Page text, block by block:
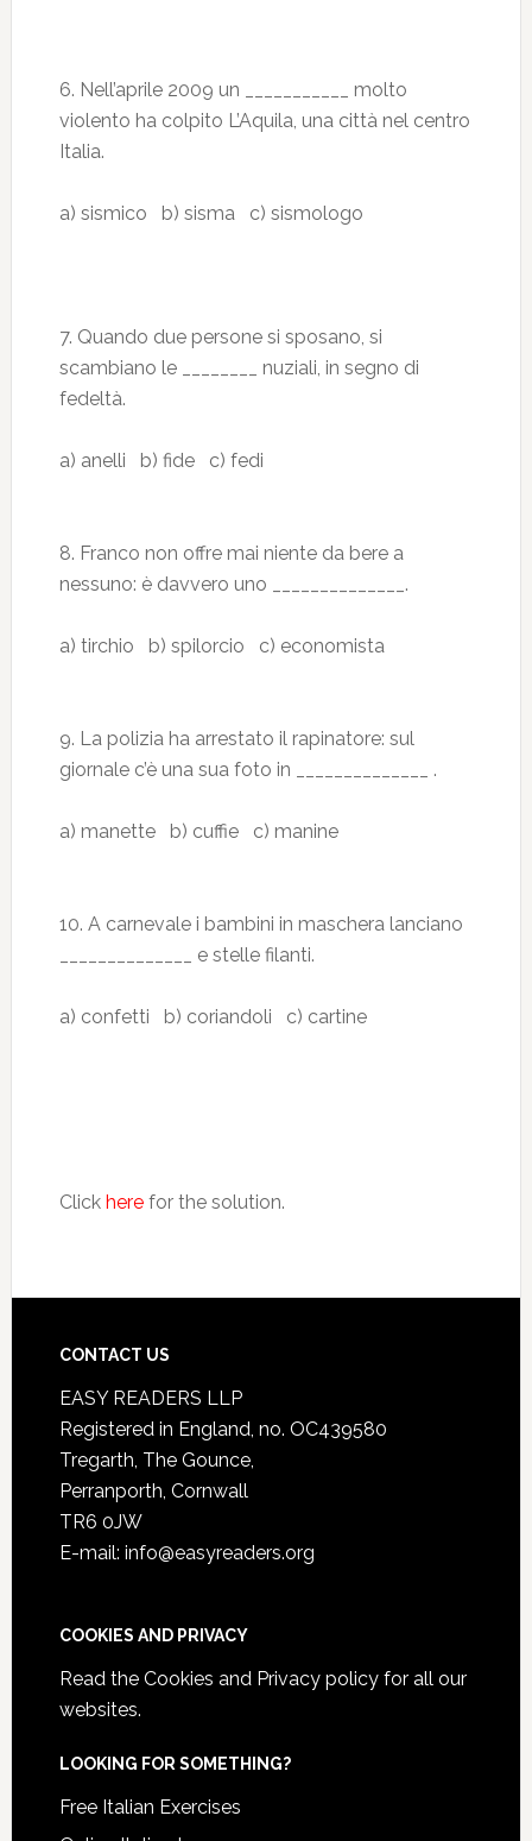
6. Nell’aprile 2009 un ___________ molto
violento ha colpito L’Aquila, una città nel centro
Italia.
a) sismico b) sisma c) sismologo
7. Quando due persone si sposano, si
scambiano le ________ nuziali, in segno di
fedeltà.
a) anelli b) fide c) fedi
8. Franco non offre mai niente da bere a
nessuno: è davvero uno ______________.
a) tirchio b) spilorcio c) economista
9. La polizia ha arrestato il rapinatore: sul
giornale c’è una sua foto in ______________ .
a) manette b) cuffie c) manine
10. A carnevale i bambini in maschera lanciano
______________ e stelle filanti.
a) confetti b) coriandoli c) cartine
Click herefor the solution.
CONTACT US
EASY READERS LLP
Registered in England, no. OC439580
Tregarth, The Gounce,
Perranporth, Cornwall
TR6 0JW
E-mail: info@easyreaders.org
COOKIES AND PRIVACY
Read the Cookies and Privacy policyfor all our
websites.
LOOKING FOR SOMETHING?
Free Italian Exercises